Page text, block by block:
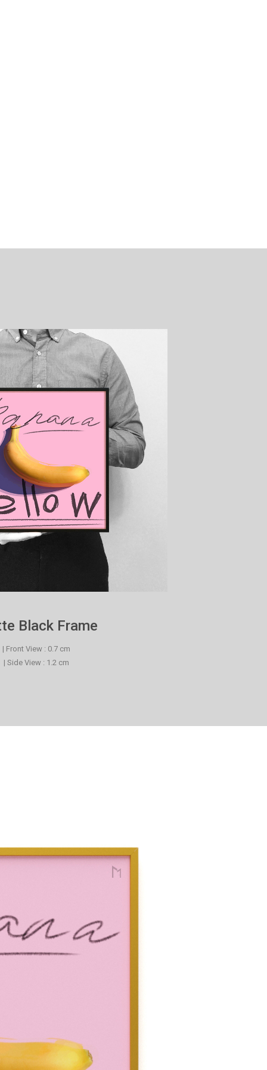
Black Frame
| Front View : 0.7 cm
| Side View : 1.2 cm